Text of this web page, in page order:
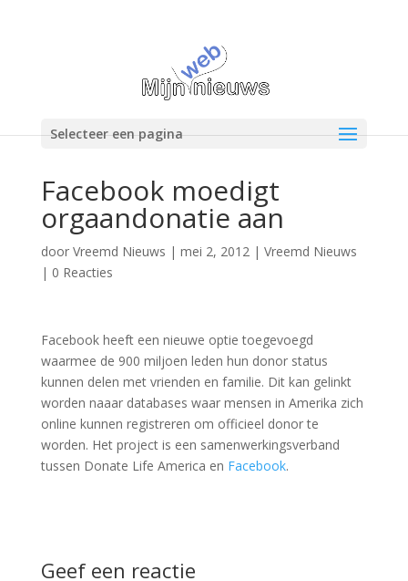
Selecteer een pagina
Facebook moedigt
orgaandonatie aan
door Vreemd Nieuws | mei 2, 2012| Vreemd Nieuws
| 0 Reacties
Facebook heeft een nieuwe optie toegevoegd
waarmee de 900 miljoen leden hun donor status
kunnen delen met vrienden en familie. Dit kan gelinkt
worden naaar databases waar mensen in Amerika zich
online kunnen registreren om officieel donor te
worden. Het project is een samenwerkingsverband
tussen Donate Life America en Facebook.
Geef een reactie